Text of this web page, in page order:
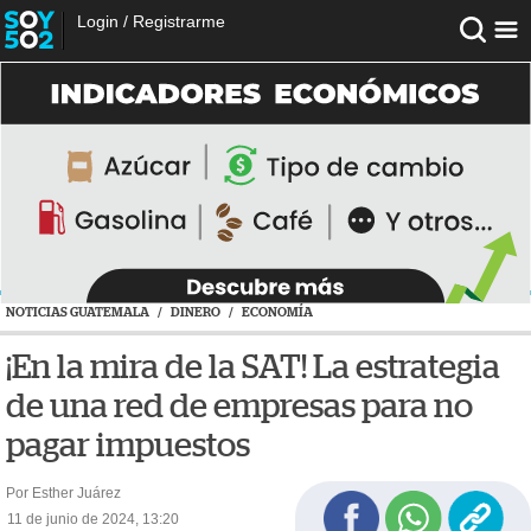
Login / Registrarme
NOTICIAS GUATEMALA / DINERO / ECONOMÍA
¡En la mira de la SAT! La estrategia
de una red de empresas para no
pagar impuestos
Por Esther Juárez
11 de junio de 2024, 13:20